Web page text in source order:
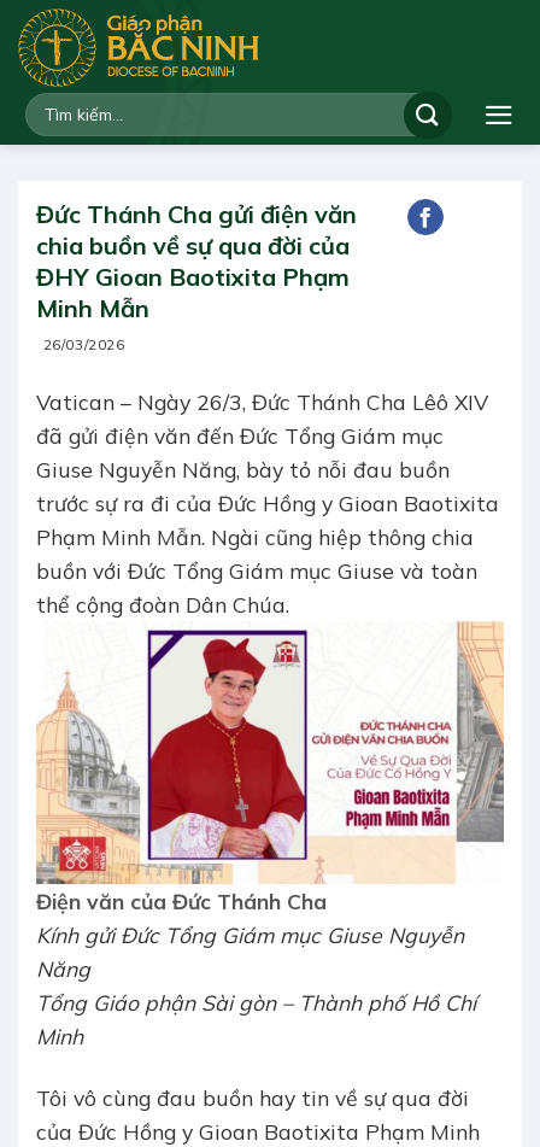
qua
dung
Đức Thánh Cha gửi điện văn
chia buồn về sự qua đời của
ĐHY Gioan Baotixita Phạm
Minh Mẫn
26/03/2026
Vatican – Ngày 26/3, Đức Thánh Cha Lêô XIV
đã gửi điện văn đến Đức Tổng Giám mục
Giuse Nguyễn Năng, bày tỏ nỗi đau buồn
trước sự ra đi của Đức Hồng y Gioan Baotixita
Phạm Minh Mẫn. Ngài cũng hiệp thông chia
buồn với Đức Tổng Giám mục Giuse và toàn
thể cộng đoàn Dân Chúa.
Điện văn của Đức Thánh Cha
Kính gửi Đức Tổng Giám mục Giuse Nguyễn
Năng
Tổng Giáo phận Sài gòn – Thành phố Hồ Chí
Minh
Tôi vô cùng đau buồn hay tin về sự qua đời
của Đức Hồng y Gioan Baotixita Phạm Minh